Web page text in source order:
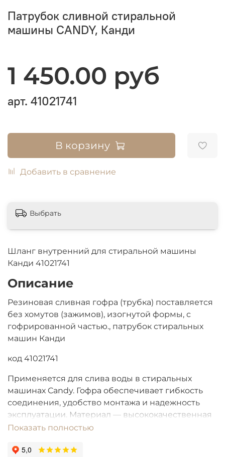
Патрубок сливной стиральной
машины CANDY, Канди
1 450.00 руб
арт. 41021741
В корзину
Добавить в сравнение
Шланг внутренний для стиральной машины
Канди 41021741
Описание
Резиновая сливная гофра (трубка) поставляется
без хомутов (зажимов), изогнутой формы, с
гофрированной частью., патрубок стиральных
машин Канди
код 41021741
Применяется для слива воды в стиральных
машинах Candy. Гофра обеспечивает гибкость
соединения, удобство монтажа и надежность
эксплуатации. Материал — высококачественная
резина, устойчивая к агрессивным средам и
замены изношенных деталей, ремонта и
Показать полностью
Выбрать